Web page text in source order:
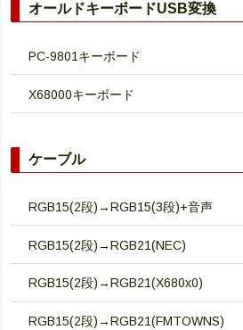
オールドキーボードUSB変換
PC-9801キーボード
X68000キーボード
ケーブル
RGB15(2段)→RGB15(3段)+音声
RGB15(2段)→RGB21(NEC)
RGB15(2段)→RGB21(X680x0)
RGB15(2段)→RGB21(FMTOWNS)